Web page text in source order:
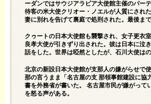
ーダンではサウジアラビア大使館主催のパー
待客の米大使クリオー・ノエルが人質にされ
妻に別れを告げて裏庭で処刑された。最後ま
クゥートの日本大使館も襲撃され、女子更衣
良孝大使が引きずり出された。彼は日本に泣
話をした。世界は啞然としたが、石川大使はの
北京の新設日本大使館が支那人の嫌がらせで
那の言うまま「名古屋の支 那領事館建設に協
書を外務省が書いた。 名古屋市民が嫌がって
を怒る声がある。